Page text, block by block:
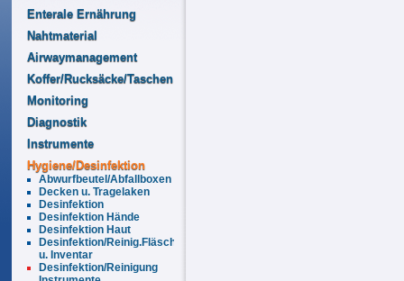
Enterale Ernährung
Nahtmaterial
Airwaymanagement
Koffer/Rucksäcke/Taschen
Monitoring
Diagnostik
Instrumente
Hygiene/Desinfektion
Abwurfbeutel/Abfallboxen
Decken u. Tragelaken
Desinfektion
Desinfektion Hände
Desinfektion Haut
Desinfektion/Reinig.Fläschen
u. Inventar
Desinfektion/Reinigung